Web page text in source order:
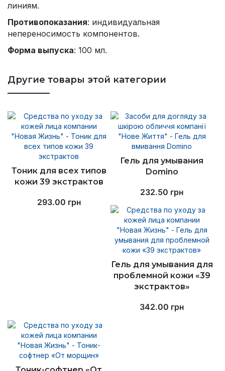
линиям.
Противопоказания: индивидуальная
непереносимость компонентов.
Форма выпуска: 100 мл.
Другие товары этой категории
Тоник для всех типов
кожи 39 экстрактов
293.00 грн
Гель для умывания
Domino
232.50 грн
Гель для умывания для
проблемной кожи «39
экстрактов»
342.00 грн